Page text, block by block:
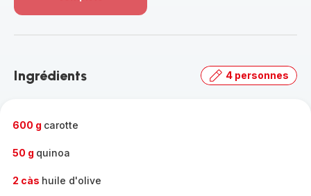
-
gamme
Ingrédients 4 personnes
600 g carotte
50 g quinoa
2 càs huile d'olive